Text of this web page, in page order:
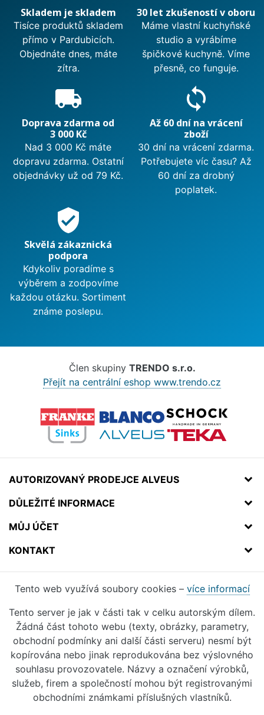
Skladem je skladem
Tisíce produktů skladem
přímo v Pardubicích.
Objednáte dnes, máte
zítra.
30 let zkušeností v oboru
Máme vlastní kuchyňské
studio a vyrábíme
špičkové kuchyně. Víme
přesně, co funguje.
local_shipping
Doprava zdarma od
3 000 Kč
Nad 3 000 Kč máte
dopravu zdarma. Ostatní
objednávky už od 79 Kč.
sync
Až 60 dní na vrácení
zboží
30 dní na vrácení zdarma.
Potřebujete víc času? Až
60 dní za drobný
poplatek.
verified_user
Skvělá zákaznická
podpora
Kdykoliv poradíme s
výběrem a zodpovíme
každou otázku. Sortiment
známe poslepu.
Člen skupiny TRENDO s.r.o.
Přejít na centrální eshop www.trendo.cz
AUTORIZOVANÝ PRODEJCE ALVEUS
DŮLEŽITÉ INFORMACE
MŮJ ÚČET
KONTAKT
Tento web využívá soubory cookies – více informací
Tento server je jak v části tak v celku autorským dílem.
Žádná část tohoto webu (texty, obrázky, parametry,
obchodní podmínky ani další části serveru) nesmí být
kopírována nebo jinak reprodukována bez výslovného
souhlasu provozovatele. Názvy a označení výrobků,
služeb, firem a společností mohou být registrovanými
obchodními známkami příslušných vlastníků.